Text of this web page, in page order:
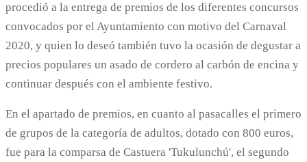
procedió a la entrega de premios de los diferentes concursos
convocados por el Ayuntamiento con motivo del Carnaval
2020, y quien lo deseó también tuvo la ocasión de degustar a
precios populares un asado de cordero al carbón de encina y
continuar después con el ambiente festivo.
En el apartado de premios, en cuanto al pasacalles el primero
de grupos de la categoría de adultos, dotado con 800 euros,
fue para la comparsa de Castuera 'Tukulunchú', el segundo